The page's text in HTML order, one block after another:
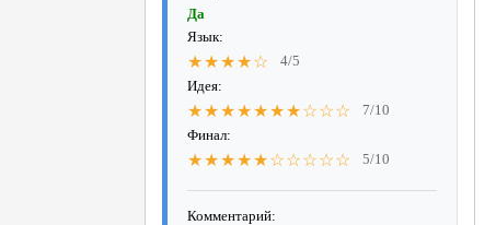
Да
Язык:
★★★★☆
4/5
Идея:
★★★★★★★☆☆☆
7/10
Финал:
★★★★★☆☆☆☆☆ 5/10
Комментарий: